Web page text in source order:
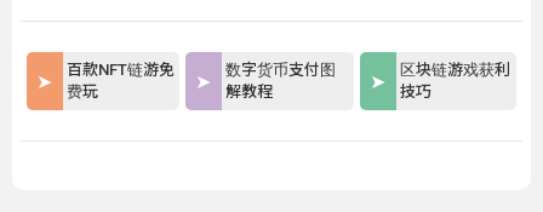
百款NFT链游免
费玩
数字货币支付图
解教程
区块链游戏获利
技巧